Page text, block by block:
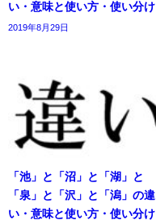
い・意味と使い方・使い分け
2019年8月29日
「池」と「沼」と「湖」と
「泉」と「沢」と「潟」の違
い・意味と使い方・使い分け